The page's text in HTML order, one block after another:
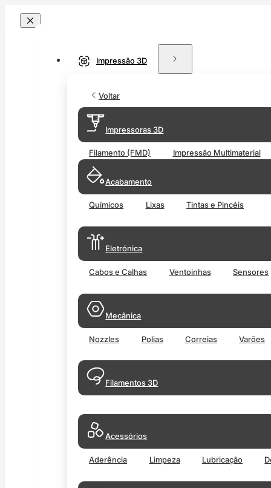
Impressão 3D
Voltar
Impressoras 3D
Filamento (FMD) Impressão Multimaterial
Acabamento
Químicos Lixas Tintas e Pincéis
Eletrónica
Cabos e Calhas Ventoinhas Sensores
Mecânica
Nozzles Polias Correias Varões
Filamentos 3D
Acessórios
Aderência Limpeza Lubricação